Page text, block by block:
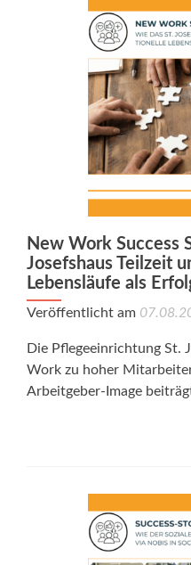
New Work Success
Josefshaus Teilzeit
Lebensläufe als
Veröffentlicht am
Die Pflegeeinrichtung St.
Work zu hoher
Arbeitgeber-Image